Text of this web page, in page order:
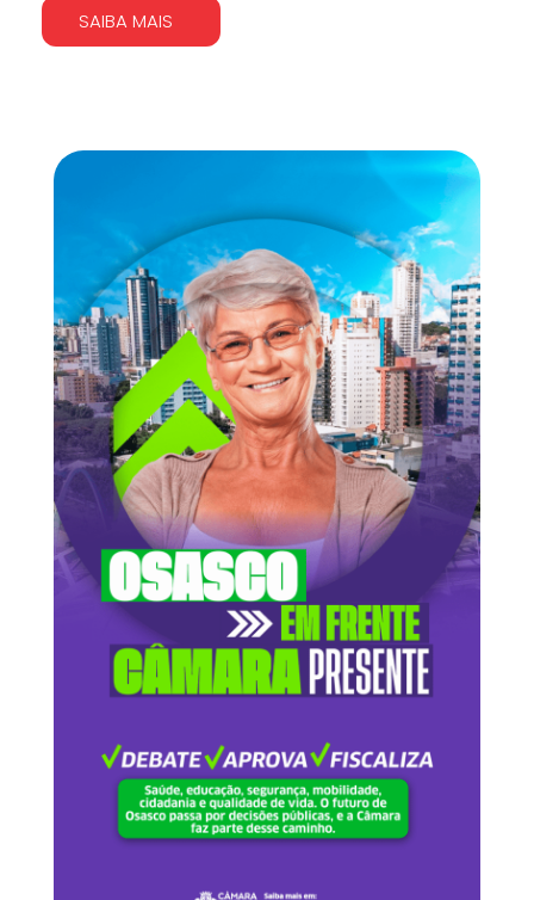
SAIBA MAIS